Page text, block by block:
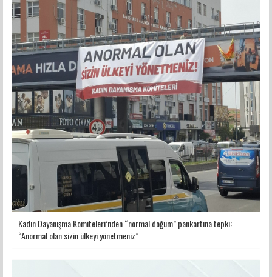
Kadın Dayanışma Komiteleri’nden “normal doğum” pankartına tepki:
“Anormal olan sizin ülkeyi yönetmeniz”